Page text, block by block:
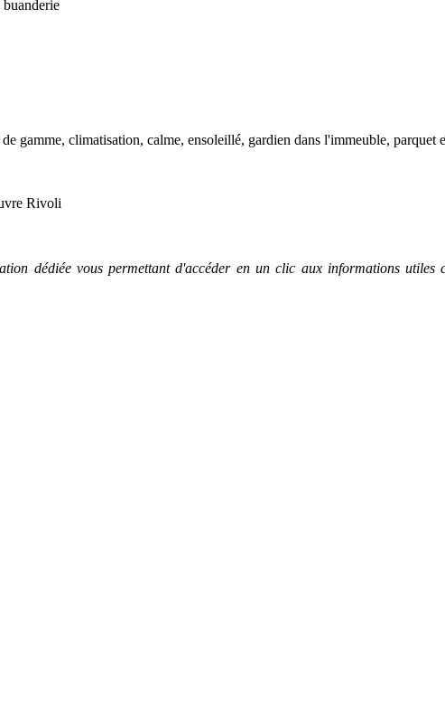
gamme, climatisation, calme, ensoleillé, gardien dans l'immeuble, parquet
Rivoli
dédiée vous permettant d'accéder en un clic aux informations utiles